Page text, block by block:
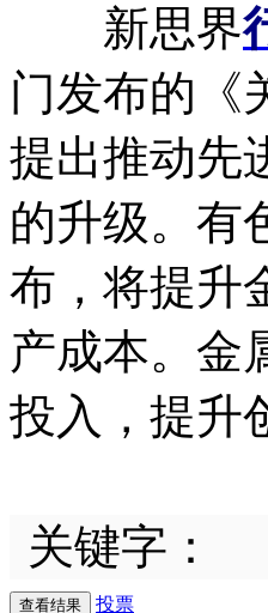
新思界
门发布的《
提出推动先
的升级。有
布，将提升
产成本。金
投入，提升
关键字：
投票